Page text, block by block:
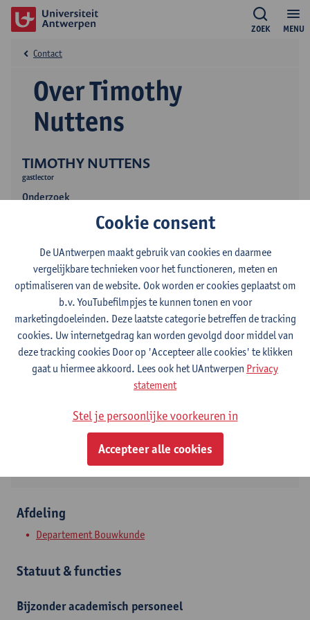
MENU
ZOEK
TIMOTHY NUTTENS
gastlector
Onderzoek
Over Timothy
Nuttens
Contact
Contact
Campus Groenenborger
Groenenborgerlaan 171
2020 Antwerpen, BEL
Afdeling
Departement Bouwkunde
Statuut & functies
Bijzonder academisch personeel
Cookie consent
De UAntwerpen maakt gebruik van cookies en daarmee
vergelijkbare technieken voor het functioneren, meten en
optimaliseren van de website. Ook worden er cookies geplaatst om
b.v. YouTubefilmpjes te kunnen tonen en voor
marketingdoeleinden. Deze laatste categorie betreffen de tracking
cookies. Uw internetgedrag kan worden gevolgd door middel van
deze tracking cookies Door op 'Accepteer alle cookies' te klikken
gaat u hiermee akkoord. Lees ook het UAntwerpen Privacy
statement
Stel je persoonlijke voorkeuren in
Accepteer alle cookies